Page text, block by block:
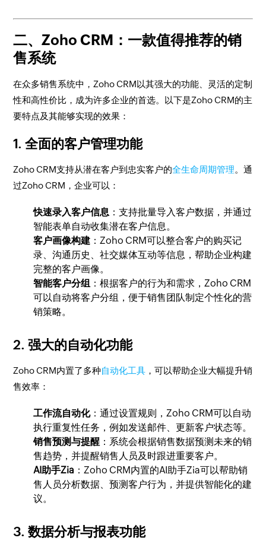
二、Zoho CRM：一款值得推荐的销
售系统
在众多销售系统中，Zoho CRM以其强大的功能、灵活的定制
性和高性价比，成为许多企业的首选。以下是Zoho CRM的主
要特点及其能够实现的效果：
1.全面的客户管理功能
Zoho CRM支持从潜在客户到忠实客户的全生命周期管理。通
过Zoho CRM，企业可以：
快速录入客户信息 ：支持批量导入客户数据，并通过
智能表单自动收集潜在客户信息。
客户画像构建 ：Zoho CRM可以整合客户的购买记
录、沟通历史、社交媒体互动等信息，帮助企业构建
完整的客户画像。
智能客户分组 ：根据客户的行为和需求，Zoho CRM
可以自动将客户分组，便于销售团队制定个性化的营
销策略。
2.强大的自动化功能
Zoho CRM内置了多种自动化工具 ，可以帮助企业大幅提升销
售效率：
工作流自动化：通过设置规则，Zoho CRM可以自动
执行重复性任务，例如发送邮件、更新客户状态等。
销售预测与提醒 ：系统会根据销售数据预测未来的销
售趋势，并提醒销售人员及时跟进重要客户。
AI助手Zia ：Zoho CRM内置的AI助手Zia可以帮助销
售人员分析数据、预测客户行为，并提供智能化的建
议。
3.数据分析与报表功能